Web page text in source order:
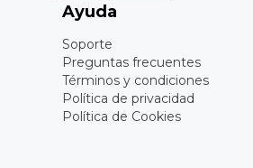
Ayuda
Soporte
Preguntas frecuentes
Términos y condiciones
Política de privacidad
Política de Cookies